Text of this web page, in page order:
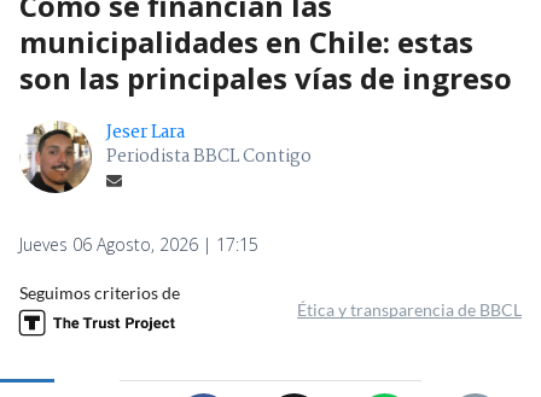
municipalidades en Chile: estas
son las principales vías de ingreso
Jeser Lara
Periodista BBCL Contigo
Jueves 06 Agosto, 2026 | 17:15
Seguimos criterios de
Ética y transparencia de BBCL